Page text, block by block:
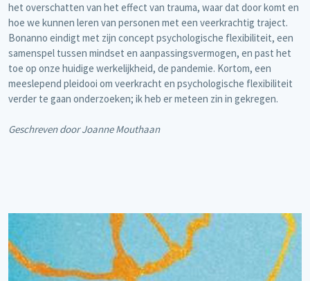
het overschatten van het effect van trauma, waar dat door komt en
hoe we kunnen leren van personen met een veerkrachtig traject.
Bonanno eindigt met zijn concept psychologische flexibiliteit, een
samenspel tussen mindset en aanpassingsvermogen, en past het
toe op onze huidige werkelijkheid, de pandemie. Kortom, een
meeslepend pleidooi om veerkracht en psychologische flexibiliteit
verder te gaan onderzoeken; ik heb er meteen zin in gekregen.
Geschreven door Joanne Mouthaan